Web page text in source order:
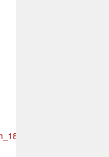
manifest.json